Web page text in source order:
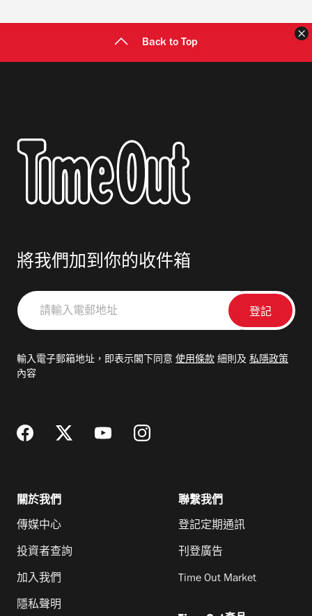
Back to Top
將我們加到你的收件箱
請
輸
郵
輸入電子郵箱地址，即表示閣下同意 使用條款 細則及 私隱政策
內容
關於我們
傳媒中心
投資者查詢
加入我們
隱私聲明
聯繫我們
登記定期通訊
刊登廣告
Time Out Market